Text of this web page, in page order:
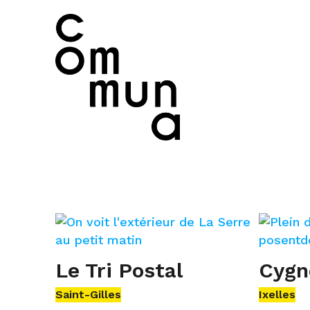
Le Tri Postal
Saint-Gilles Ixelles